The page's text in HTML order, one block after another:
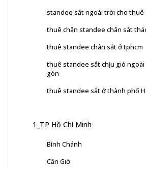
standee sắt ngoài trời cho thuê
thuê chân standee chân sắt
thuê standee chân sắt ở tphcm
thuê standee sắt chịu gió ngoài
gòn
thuê standee sắt ở thành phố
1_TP Hồ Chí Minh
Bình Chánh
Cần Giờ